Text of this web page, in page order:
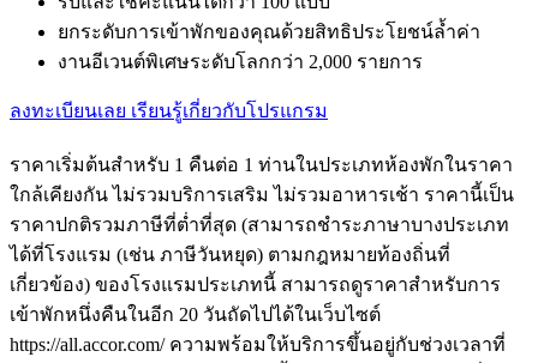
ยกระดับการเข้าพักของคุณด้วยสิทธิประโยชน์ล้ำค่า
งานอีเวนต์พิเศษระดับโลกกว่า 2,000 รายการ
ลงทะเบียนเลย เรียนรู้เกี่ยวกับโปรแกรม
ราคาเริ่มต้นสำหรับ 1 คืนต่อ 1 ท่านในประเภทห้องพักในราคา
ใกล้เคียงกัน ไม่รวมบริการเสริม ไม่รวมอาหารเช้า ราคานี้เป็น
ราคาปกติรวมภาษีที่ต่ำที่สุด (สามารถชำระภาษาบางประเภท
ได้ที่โรงแรม (เช่น ภาษีวันหยุด) ตามกฎหมายท้องถิ่นที่
เกี่ยวข้อง) ของโรงแรมประเภทนี้ สามารถดูราคาสำหรับการ
เข้าพักหนึ่งคืนในอีก 20 วันถัดไปได้ในเว็บไซต์
https://all.accor.com/ ความพร้อมให้บริการขึ้นอยู่กับช่วงเวลาที่